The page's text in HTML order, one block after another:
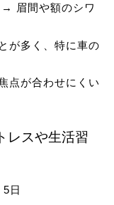
眉間や額のシワ
が多く、特に車の
点が合わせにくい
レスや生活習
日